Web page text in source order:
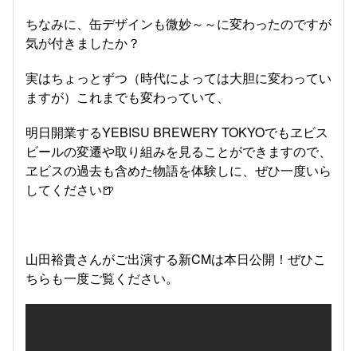
ちなみに、缶デザインも微妙～～に変わったのですが
気が付きましたか？
実はちょっとずつ（時代によっては大胆に変わってい
ますが）これまでも変わっていて、
明日開業するYEBISU BREWERY TOKYOでもヱビス
ビールの変遷や取り組みを見ることができますので、
ヱビスの過去も含めた物語を体験しに、ぜひ一度いら
してください🍺
山田裕貴さんがご出演する新CMは本日公開！ぜひこ
ちらも一度ご覧ください。